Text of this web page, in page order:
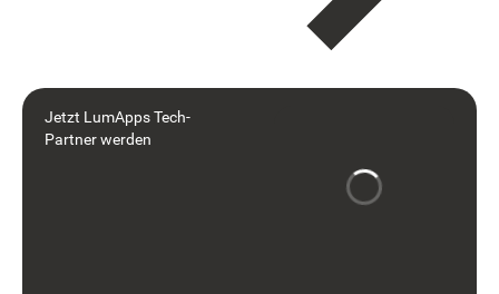
Jetzt LumApps Tech-
Partner werden